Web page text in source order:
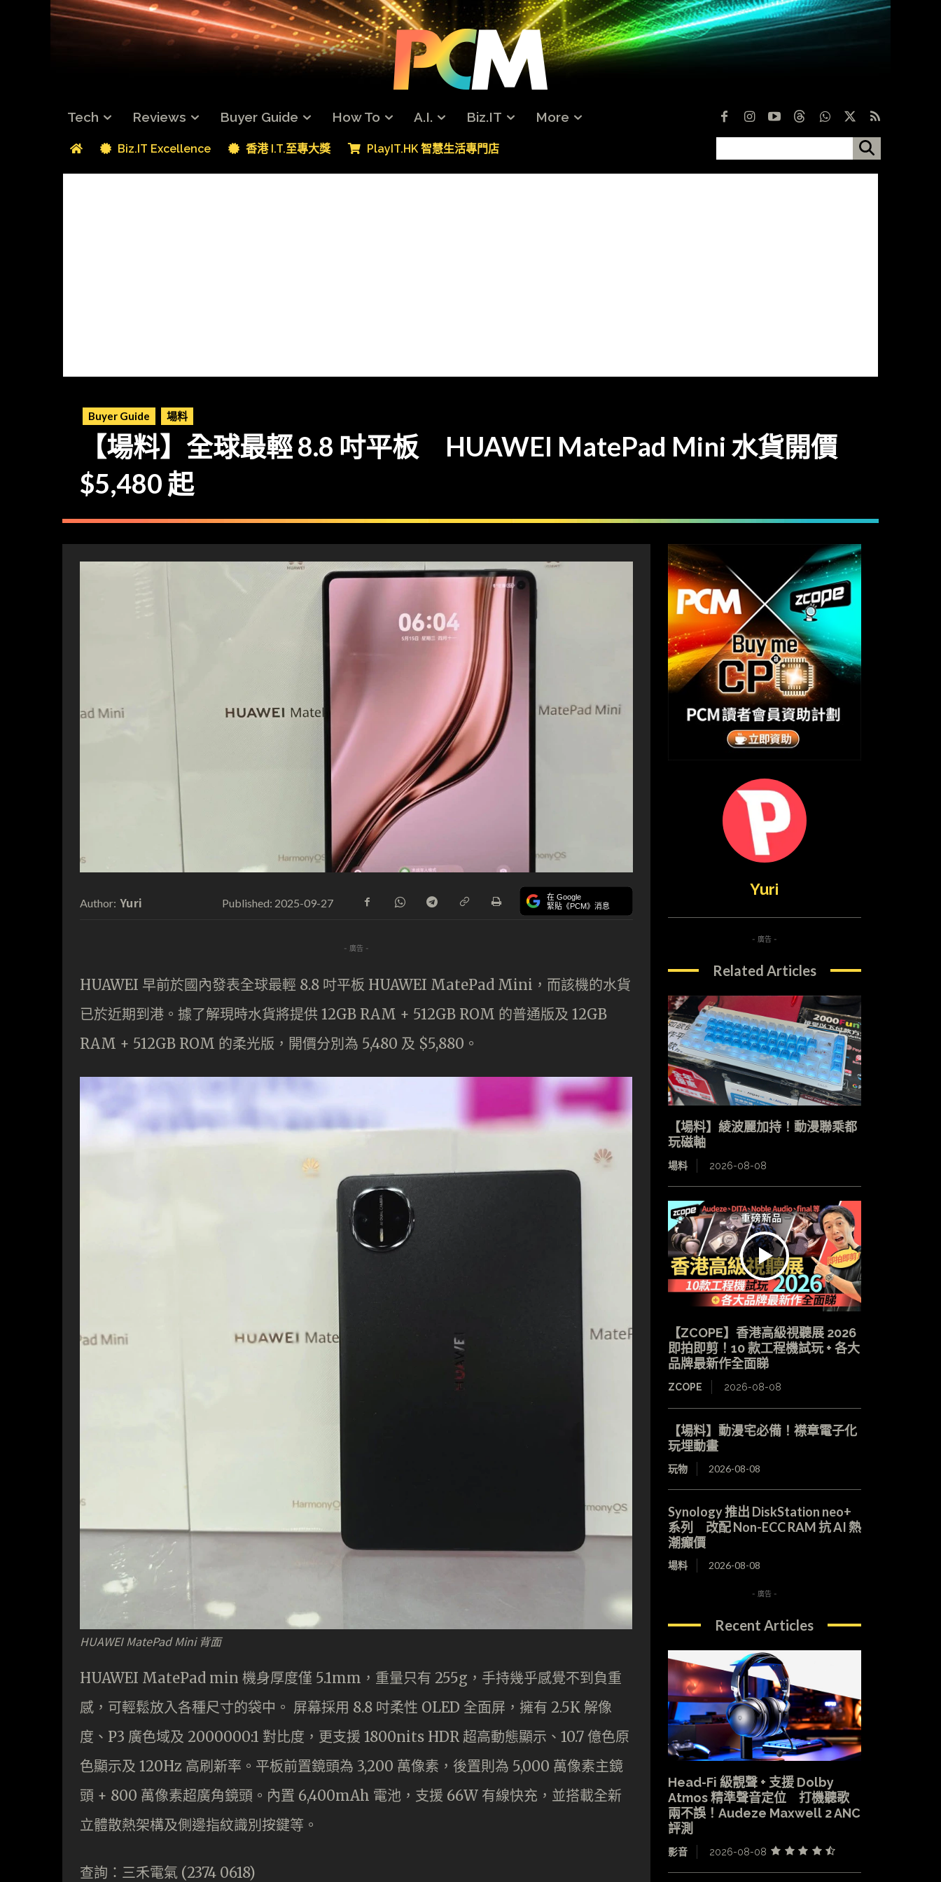
Tech Reviews Buyer Guide How To A.I. Biz.IT More
Biz.IT Excellence 香港 I.T.至專大獎 PlayIT.HK 智慧生活專門店
Buyer Guide 場料
【場料】全球最輕 8.8 吋平板 HUAWEI MatePad Mini 水貨開價
$5,480 起
Author: Yuri Published: 2025-09-27 在 Google
緊貼《PCM》消息
- 廣告 -
HUAWEI 早前於國內發表全球最輕 8.8 吋平板 HUAWEI MatePad Mini，而該機的水貨
已於近期到港。據了解現時水貨將提供 12GB RAM + 512GB ROM 的普通版及 12GB
RAM + 512GB ROM 的柔光版，開價分別為 5,480 及 $5,880。
HUAWEI MatePad Mini 背面
HUAWEI MatePad min 機身厚度僅 5.1mm，重量只有 255g，手持幾乎感覺不到負重
感，可輕鬆放入各種尺寸的袋中。 屏幕採用 8.8 吋柔性 OLED 全面屏，擁有 2.5K 解像
度、P3 廣色域及 2000000:1 對比度，更支援 1800nits HDR 超高動態顯示、10.7 億色原
色顯示及 120Hz 高刷新率。平板前置鏡頭為 3,200 萬像素，後置則為 5,000 萬像素主鏡
頭 + 800 萬像素超廣角鏡頭。內置 6,400mAh 電池，支援 66W 有線快充，並搭載全新
立體散熱架構及側邊指紋識別按鍵等。
查詢：三禾電氣 (2374 0618)
Yuri
- 廣告 -
Related Articles
【場料】綾波麗加持！動漫聯乘都
玩磁軸
場料 2026-08-08
【ZCOPE】香港高級視聽展 2026
即拍即剪！10 款工程機試玩 + 各大
品牌最新作全面睇
ZCOPE 2026-08-08
【場料】動漫宅必備！襟章電子化
玩埋動畫
玩物 2026-08-08
Synology 推出 DiskStation neo+
系列 改配 Non-ECC RAM 抗 AI 熱
潮癲價
場料 2026-08-08
- 廣告 -
Recent Articles
Head-Fi 級靚聲 + 支援 Dolby
Atmos 精準聲音定位 打機聽歌
兩不誤！Audeze Maxwell 2 ANC
評測
影音 2026-08-08